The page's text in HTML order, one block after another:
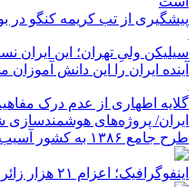
پیشگیری از تب کریمه کنگو
آینده ایران را این دانش آموزان
گلایه اطهاری از عدم درک
ایران/ پروژه‌های هوشمندسازی
طرح جامع ۱۳۸۶ به کشور آسیب زد
اینفوگرافیک؛ اعزام ۲۱ هزار زائر اربعین از آذربایجان‌شرقی